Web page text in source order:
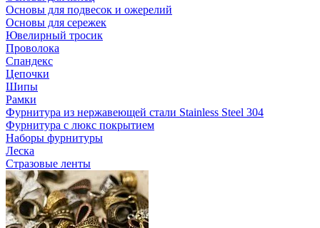
Основы для подвесок и ожерелий
Основы для сережек
Ювелирный тросик
Проволока
Спандекс
Цепочки
Шипы
Рамки
Фурнитура из нержавеющей стали Stainless Steel 304
Фурнитура с люкс покрытием
Наборы фурнитуры
Леска
Стразовые ленты